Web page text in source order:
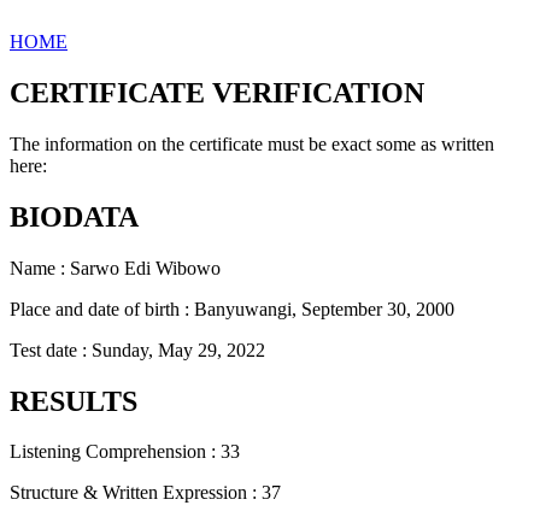
HOME
CERTIFICATE VERIFICATION
The information on the certificate must be exact some as written
here:
BIODATA
Name : Sarwo Edi Wibowo
Place and date of birth : Banyuwangi, September 30, 2000
Test date : Sunday, May 29, 2022
RESULTS
Listening Comprehension : 33
Structure & Written Expression : 37